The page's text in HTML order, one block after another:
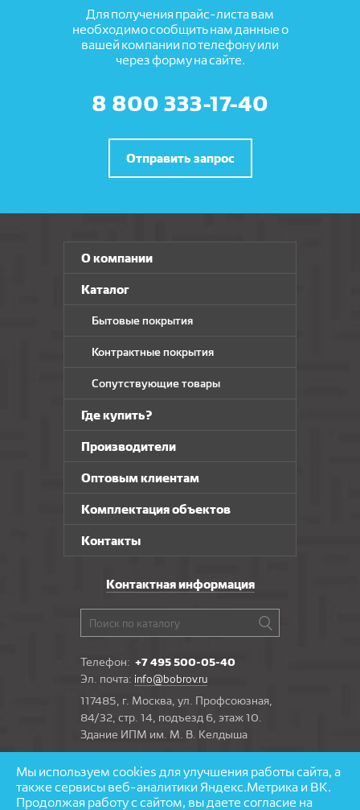
Для получения прайс-листа вам
необходимо сообщить нам данные о
вашей компании по телефону или
через форму на сайте.
8 800 333-17-40
Отправить запрос
О компании
Каталог
Бытовые покрытия
Контрактные покрытия
Сопутствующие товары
Где купить?
Производители
Оптовым клиентам
Комплектация объектов
Контакты
Контактная информация
Телефон: +7 495 500-05-40
Эл. почта: info@bobrov.ru
117485, г. Москва, ул. Профсоюзная,
84/32, стр. 14, подъезд 6, этаж 10.
Здание ИПМ им. М. В. Келдыша
Задать вопрос
Мы используем cookies для улучшения работы сайта, а
также сервисы веб-аналитики Яндекс.Метрика и ВК.
Продолжая работу с сайтом, вы даете согласие на